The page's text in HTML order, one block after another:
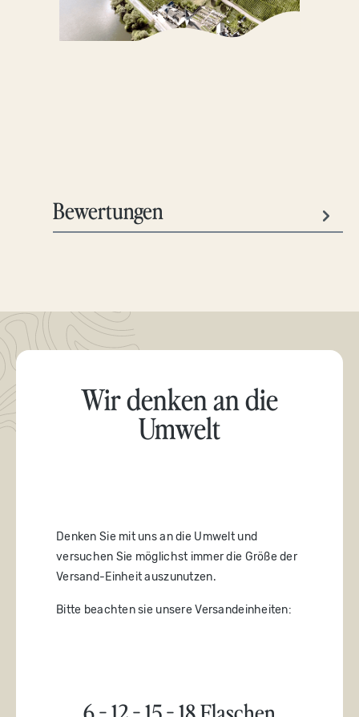
Bewertungen
Wir denken an die
Umwelt
Denken Sie mit uns an die Umwelt und
versuchen Sie möglichst immer die Größe der
Versand-Einheit auszunutzen.
Bitte beachten sie unsere Versandeinheiten: